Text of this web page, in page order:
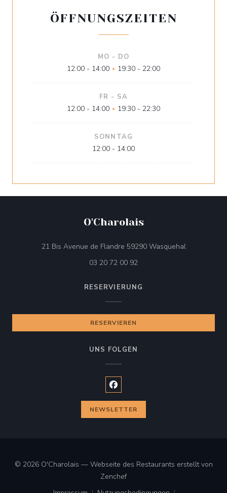
ÖFFNUNGSZEITEN
MO - DO
12:00 - 14:00 • 19:30 - 22:00
FR - SA
12:00 - 14:00 • 19:30 - 22:30
SONNTAG
12:00 - 14:00
O'Charolais
21 Bis Avenue de Flandre 59290 Wasquehal((öffnet ein
03 20 72 00 92
RESERVIERUNG
RESERVIEREN
UNS FOLGEN
Facebook ((öffnet ein neues
NEWSLETTER
© 2026 O'Charolais — Webseite des Restaurants erstellt von
Zenchef((öffnet ein neues Fenster))